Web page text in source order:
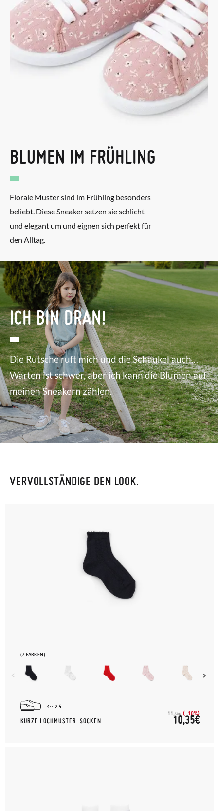
BLUMEN IM FRÜHLING
Florale Muster sind im Frühling besonders
beliebt. Diese Sneaker setzen sie schlicht
und elegant um und eignen sich perfekt für
den Alltag.
ICH BIN DRAN!
Die Rutsche ruft mich und die Schaukel auch…
Warten ist schwer, aber ich kann die Blumen auf
meinen Sneakern zählen.
VERVOLLSTÄNDIGE DEN LOOK.
(7 FARBEN)
4
KURZE LOCHMUSTER-SOCKEN
11,50€ (-10%)
10,35€